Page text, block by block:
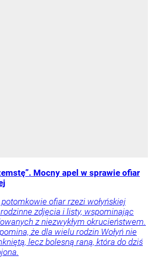
Mocny apel w sprawie ofiar
ofiar rzezi wołyńskiej
zdjęcia i listy, wspominając
z niezwykłym okrucieństwem.
że dla wielu rodzin Wołyń nie
lecz bolesną raną, która do dziś